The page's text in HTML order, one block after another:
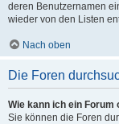
deren Benutzernamen
wieder von den Listen
Nach oben
Die Foren
Wie kann ich ein
Sie können die Foren